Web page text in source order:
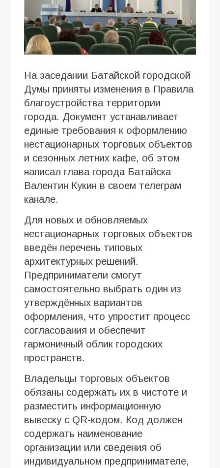
На заседании Батайской городской
Думы приняты изменения в Правила
благоустройства территории
города. Документ устанавливает
единые требования к оформлению
нестационарных торговых объектов
и сезонных летних кафе, об этом
написал глава города Батайска
Валентин Кукин в своем телеграм
канале.
Для новых и обновляемых
нестационарных торговых объектов
введён перечень типовых
архитектурных решений.
Предприниматели смогут
самостоятельно выбрать один из
утверждённых вариантов
оформления, что упростит процесс
согласования и обеспечит
гармоничный облик городских
пространств.
Владельцы торговых объектов
обязаны содержать их в чистоте и
разместить информационную
вывеску с QR-кодом. Код должен
содержать наименование
организации или сведения об
индивидуальном предпринимателе,